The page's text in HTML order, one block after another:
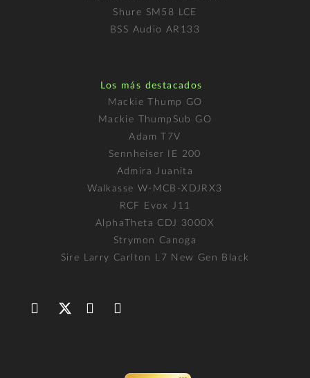
Shure SM58 LCE
BSS Audio AR133
Los más destacados
Mackie Thump GO
Mackie ThumpSub GO
Adam T7V
Sennheiser IE 200
Admira Juanita
Walkasse W-MCB-XDJRX3
RCF Evox J11
AlphaTheta CDJ 3000X
Strymon Canoga
Sire Larry Carlton L7 New Gen Black